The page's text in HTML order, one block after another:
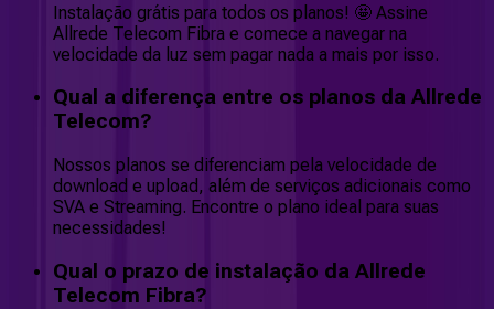
Instalação grátis para todos os planos! 🤩 Assine
Allrede Telecom Fibra e comece a navegar na
velocidade da luz sem pagar nada a mais por isso.
Qual a diferença entre os planos da Allrede
Telecom?
Nossos planos se diferenciam pela velocidade de
download e upload, além de serviços adicionais como
SVA e Streaming. Encontre o plano ideal para suas
necessidades!
Qual o prazo de instalação da Allrede
Telecom Fibra?